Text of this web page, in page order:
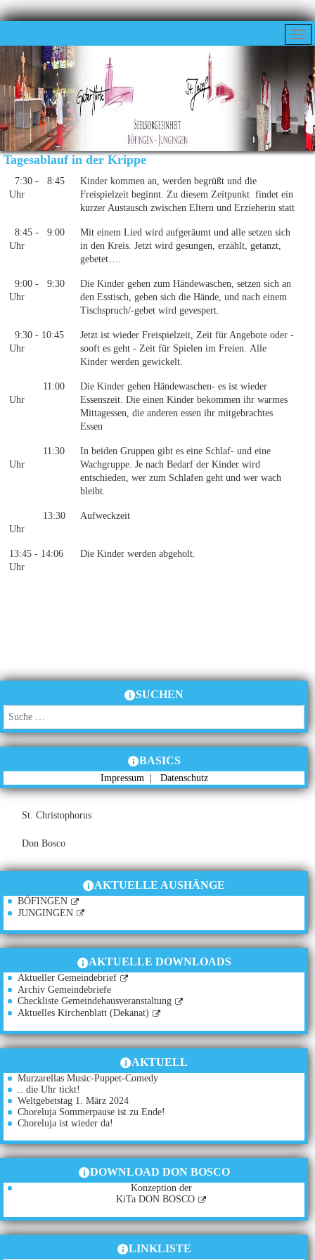
Tagesablauf in der Krippe
7:30 - 8:45
Uhr
Kinder kommen an, werden begrüßt und die
Freispielzeit beginnt. Zu diesem Zeitpunkt findet ein
kurzer Austausch zwischen Eltern und Erzieherin statt
8:45 - 9:00
Uhr
Mit einem Lied wird aufgeräumt und alle setzen sich
in den Kreis. Jetzt wird gesungen, erzählt, getanzt,
gebetet….
9:00 - 9:30
Uhr
Die Kinder gehen zum Händewaschen, setzen sich an
den Esstisch, geben sich die Hände, und nach einem
Tischspruch/-gebet wird gevespert.
9:30 - 10:45
Uhr
Jetzt ist wieder Freispielzeit, Zeit für Angebote oder -
sooft es geht - Zeit für Spielen im Freien. Alle
Kinder werden gewickelt.
11:00
Uhr
Die Kinder gehen Händewaschen- es ist wieder
Essenszeit. Die einen Kinder bekommen ihr warmes
Mittagessen, die anderen essen ihr mitgebrachtes
Essen
11:30
Uhr
In beiden Gruppen gibt es eine Schlaf- und eine
Wachgruppe. Je nach Bedarf der Kinder wird
entschieden, wer zum Schlafen geht und wer wach
bleibt.
13:30
Uhr
Aufweckzeit
13:45 - 14:06
Uhr
Die Kinder werden abgeholt.
SUCHEN
Suchen
BASICS
Impressum Datenschutz
St. Christophorus
Don Bosco
AKTUELLE AUSHÄNGE
BÖFINGEN
JUNGINGEN
AKTUELLE DOWNLOADS
Aktueller Gemeindebrief
Archiv Gemeindebriefe
Checkliste Gemeindehausveranstaltung
Aktuelles Kirchenblatt (Dekanat)
AKTUELL
Murzarellas Music-Puppet-Comedy
.. die Uhr tickt!
Weltgebetstag 1. März 2024
Choreluja Sommerpause ist zu Ende!
Choreluja ist wieder da!
DOWNLOAD DON BOSCO
Konzeption der
KiTa DON BOSCO
LINKLISTE